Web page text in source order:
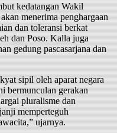
kedatangan Wakil
menerima penghargaan
dan toleransi berkat
dan Poso. Kalla juga
gedung pascasarjana dan
sipil oleh aparat negara
bermunculan gerakan
pluralisme dan
memperteguh
ujarnya.